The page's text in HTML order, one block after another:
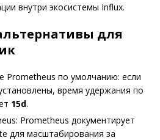
внутри экосистемы Influx.
для
Prometheus по умолчанию: если
время удержания по
15d.
Prometheus документирует
для масштабирования за